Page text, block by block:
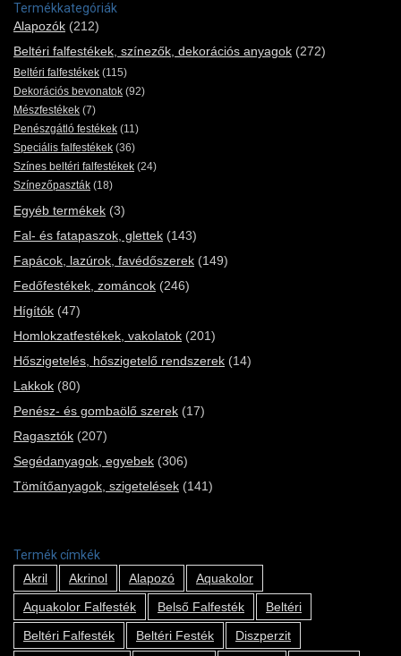
Termékkategóriák
Alapozók (212)
Beltéri falfestékek, színezők, dekorációs anyagok (272)
Beltéri falfestékek (115)
Dekorációs bevonatok (92)
Mészfestékek (7)
Penészgátló festékek (11)
Speciális falfestékek (36)
Színes beltéri falfestékek (24)
Színezőpaszták (18)
Egyéb termékek (3)
Fal- és fatapaszok, glettek (143)
Fapácok, lazúrok, favédőszerek (149)
Fedőfestékek, zománcok (246)
Hígítók (47)
Homlokzatfestékek, vakolatok (201)
Hőszigetelés, hőszigetelő rendszerek (14)
Lakkok (80)
Penész- és gombaölő szerek (17)
Ragasztók (207)
Segédanyagok, egyebek (306)
Tömítőanyagok, szigetelések (141)
Termék címkék
Akril
Akrinol Alapozó
Aquakolor
Aquakolor Falfesték
Belső Falfesték
Beltéri
Beltéri Falfesték
Beltéri Festék
Diszperzit